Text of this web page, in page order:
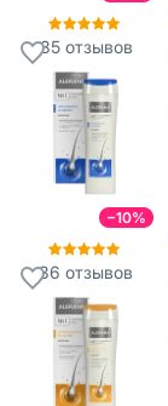
35отзывов
−10%
36 отзывов